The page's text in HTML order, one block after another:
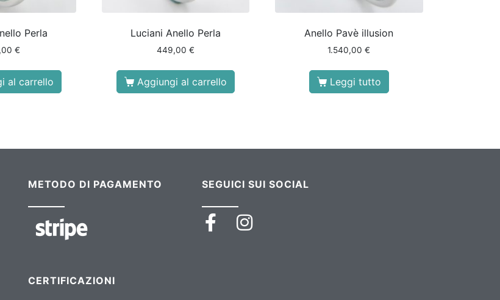
Perla
€
al carrello
Luciani Anello Perla
449,00 €
Aggiungi al carrello
Anello Pavè illusion
1.540,00€
Leggi tutto
METODO DI PAGAMENTO
CERTIFICAZIONI
SEGUICI SUI SOCIAL